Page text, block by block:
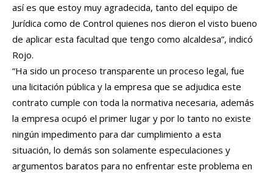
así es que estoy muy agradecida, tanto del equipo de
Jurídica como de Control quienes nos dieron el visto bueno
de aplicar esta facultad que tengo como alcaldesa”, indicó
Rojo.
“Ha sido un proceso transparente un proceso legal, fue
una licitación pública y la empresa que se adjudica este
contrato cumple con toda la normativa necesaria, además
la empresa ocupó el primer lugar y por lo tanto no existe
ningún impedimento para dar cumplimiento a esta
situación, lo demás son solamente especulaciones y
argumentos baratos para no enfrentar este problema en